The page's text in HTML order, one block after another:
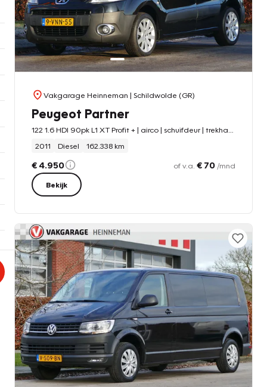
Vakgarage Heinneman | Schildwolde (GR)
Peugeot Partner
2011
Diesel 162.338 km
€ 4.950 of v.a. € 70 /mnd
Bekijk